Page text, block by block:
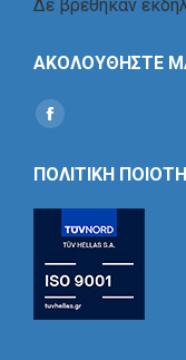
Δε βρέθηκαν
ΑΚΟΛΟΥΘΗΣΤΕ
Find us on:
Social
ΠΟΛΙΤΙΚΗ